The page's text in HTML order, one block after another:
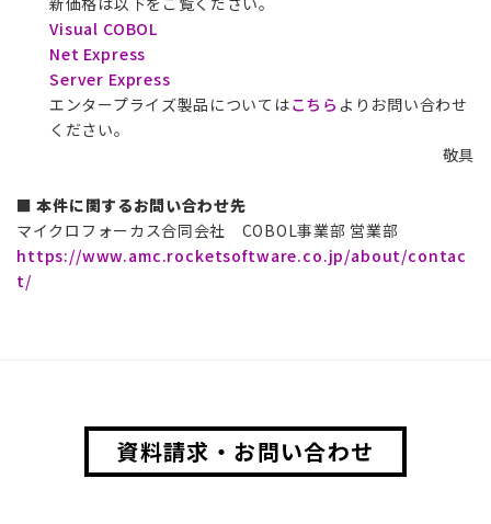
Visual COBOL
Net Express
Server Express
エンタープライズ製品についてはこちら よりお問い合わせ
ください。
敬具
■ 本件に関するお問い合わせ先
マイクロフォーカス合同会社 COBOL事業部 営業部
https://www.amc.rocketsoftware.co.jp/about/contac
t/
資料請求・お問い合わせ